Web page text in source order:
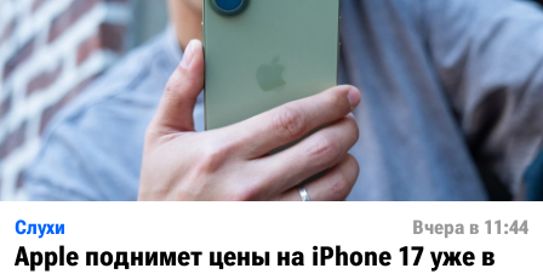
Слухи Вчера в 11:44
Apple поднимет цены на iPhone 17 уже в